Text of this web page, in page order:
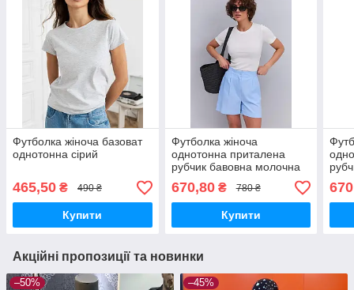
Футболка жіноча базоват
однотонна сірий
465,50 ₴ 490 ₴
Купити
Футболка жіноча
однотонна приталена
рубчик бавовна молочна
670,80₴ 780 ₴
Купити
Акційні пропозиції та новинки
–50% –45%